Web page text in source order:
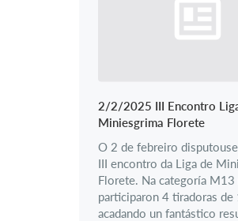
2/2/2025 III Encontro
Miniesgrima Florete
O 2 de febreiro
III encontro da Liga de
Florete. Na categoría M13
participaron 4 tiradoras de
acadando un fantástico